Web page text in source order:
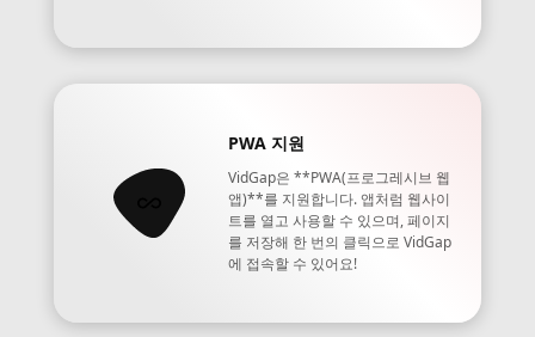
PWA 지원
VidGap은 **PWA(프로그레시브 웹
앱)**를 지원합니다. 앱처럼 웹사이
트를 열고 사용할 수 있으며, 페이지
를 저장해 한 번의 클릭으로 VidGap
에 접속할 수 있어요!